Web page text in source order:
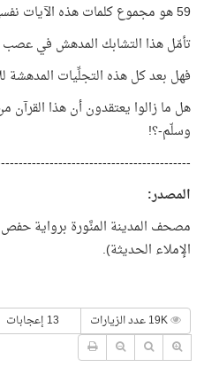
59 هو مجموع كلمات هذه الآيات نفسها!
تأمّل هذا التشابك المدهش في عصب
فهل بعد كل هذه التجلِّيات المدهشة
هل ما زالوا يعتقدون أن هذا القرآن
وسلّم-؟!
المصدر:
مصحف المدينة المنَّورة برواية
الإملاء الحديثة).
13 إعجابات